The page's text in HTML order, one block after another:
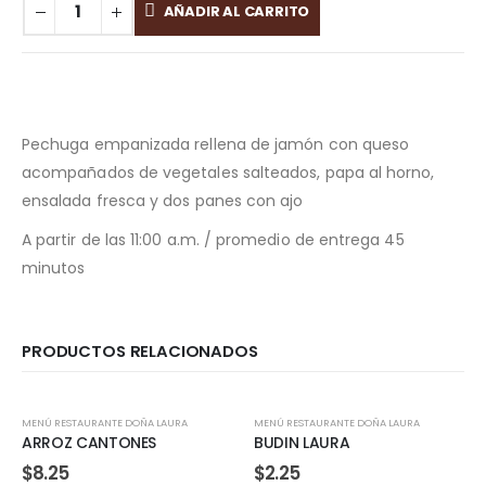
AÑADIR AL CARRITO
Pechuga empanizada rellena de jamón con queso
acompañados de vegetales salteados, papa al horno,
ensalada fresca y dos panes con ajo
A partir de las 11:00 a.m. / promedio de entrega 45
minutos
PRODUCTOS RELACIONADOS
MENÚ RESTAURANTE DOÑA LAURA
ARROZ CANTONES
$8.25
MENÚ RESTAURANTE DOÑA LAURA
BUDIN LAURA
$2.25